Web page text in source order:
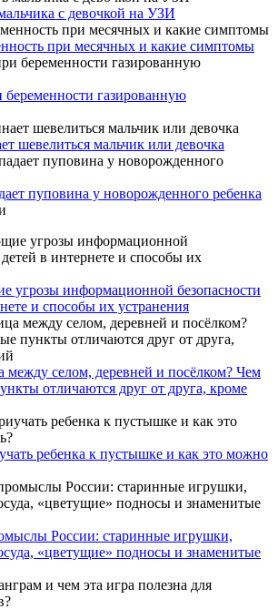
с девочкой на УЗИ
при месячных и какие симптомы
газированную
шевелиться мальчик или девочка
пуповина у новорожденного ребенка
угрозы информационной безопасности
и способы их устранения
между селом, деревней и посёлком? Чем
отличаются друг от друга, кроме
ребенка к пустышке и как это можно
России: старинные игрушки,
«цветущие» подносы и знаменитые